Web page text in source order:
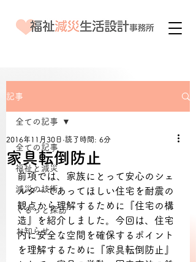
記事
全ての記事
福祉と減災
減災の技術
ぐるっと探訪
お知らせ
全ての記事
家具転倒防止
2016年11月30日 読了時間: 6分
前項では、家族にとって安心のシェ
ルターであってほしい住宅を耐震の
観点から理解するために『住宅の構
造』を紹介しました。今回は、住宅
内に安全な空間を確保するポイント
を理解するために『家具転倒防止』